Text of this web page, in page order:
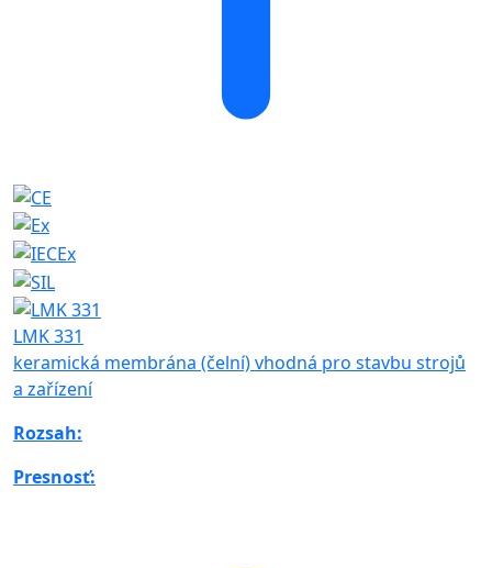
LMK 331
keramická membrána (čelní) vhodná pro stavbu strojů
a zařízení
Rozsah:
Presnosť: